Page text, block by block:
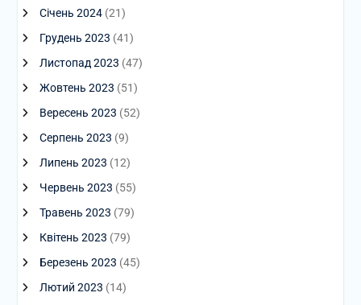
Січень 2024(21)
Грудень 2023 (41)
Листопад 2023 (47)
Жовтень 2023 (51)
Вересень 2023 (52)
Серпень 2023 (9)
Липень 2023 (12)
Червень 2023 (55)
Травень 2023 (79)
Квітень 2023 (79)
Березень 2023 (45)
Лютий 2023 (14)